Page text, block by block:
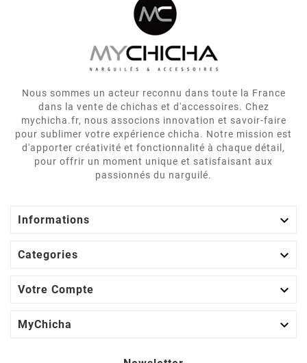
Nous sommes un acteur reconnu dans toute la France
dans la vente de chichas et d'accessoires. Chez
mychicha.fr, nous associons innovation et savoir-faire
pour sublimer votre expérience chicha. Notre mission est
d'apporter créativité et fonctionnalité à chaque détail,
pour offrir un moment unique et satisfaisant aux
passionnés du narguilé.
Informations 
Categories 
Votre Compte 
MyChicha 